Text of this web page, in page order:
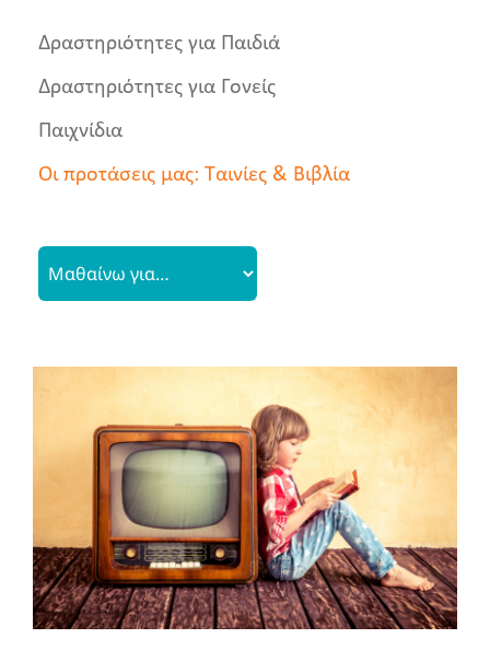
Νέα
Δραστηριότητες για Παιδιά
Δραστηριότητες για Γονείς
Παιχνίδια
Οι προτάσεις μας: Ταινίες & Βιβλία
Προτάσεις Ταινιών- Βίντεο
για Εξαρτήσεις
Οι προτάσεις μας: Ταινίες & Βιβλία